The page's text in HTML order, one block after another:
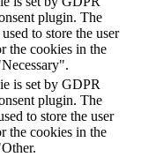
plugin. The
to store the user
the cookies in the
is set by GDPR
plugin. The
to store the user
the cookies in the